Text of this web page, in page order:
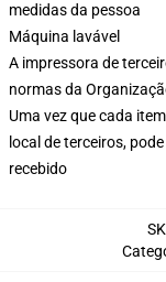
medidas da pessoa
Máquina lavável
A impressora de
normas da
Uma vez que cada
local de terceiros,
recebido